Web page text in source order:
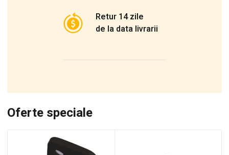
Retur 14 zile
de la data livrarii
Oferte speciale